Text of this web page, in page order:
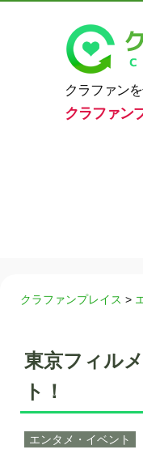
クラファン
クラファン
クラファンプレイス >
東京フィル
ト！
エンタメ・イベント